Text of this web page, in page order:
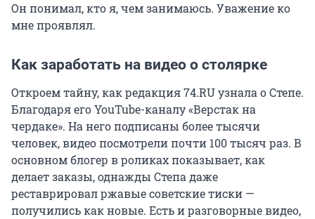
Он понимал, кто я, чем занимаюсь. Уважение ко
мне проявлял.
Как заработать на видео о столярке
Откроем тайну, как редакция 74.RU узнала о Степе.
Благодаря его YouTube-каналу «Верстак на
чердаке». На него подписаны более тысячи
человек, видео посмотрели почти 100 тысяч раз. В
основном блогер в роликах показывает, как
делает заказы, однажды Степа даже
реставрировал ржавые советские тиски —
получились как новые. Есть и разговорные видео,